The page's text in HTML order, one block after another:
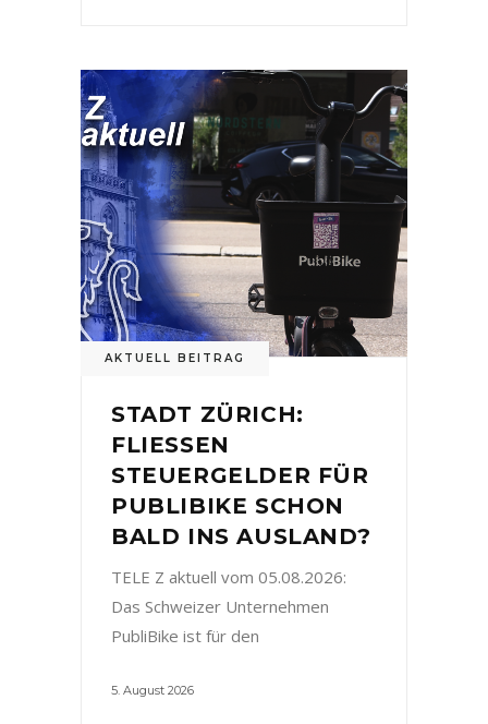
AKTUELL BEITRAG
STADT ZÜRICH:
FLIESSEN
STEUERGELDER FÜR
PUBLIBIKE SCHON
BALD INS AUSLAND?
TELE Z aktuell vom 05.08.2026:
Das Schweizer Unternehmen
PubliBike ist für den
5. August 2026